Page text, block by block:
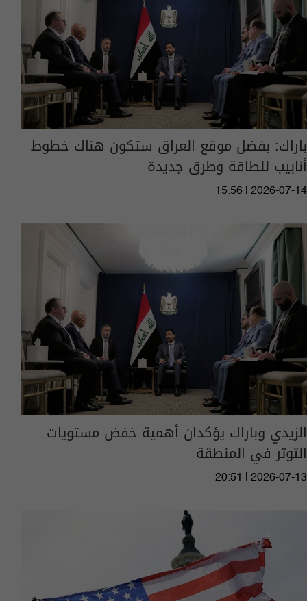
باراك: بفضل موقع العراق ستكون هناك خطوط
أنابيب للطاقة وطرق جديدة
15:56 | 2026-07-14
الزيدي وباراك يؤكدان أهمية خفض مستويات
التوتر في المنطقة
20:51 | 2026-07-13